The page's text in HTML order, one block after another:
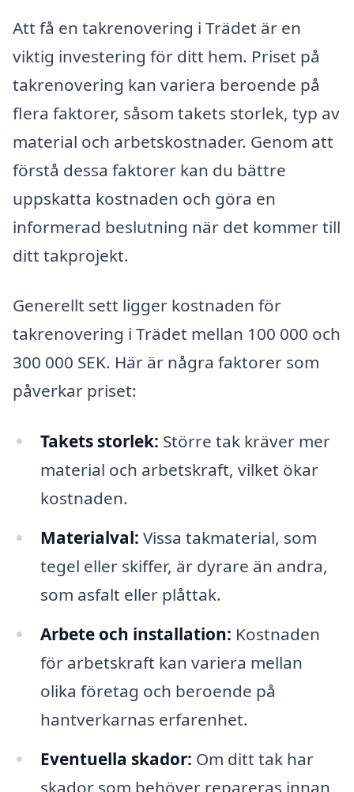
Att få en takrenovering i Trädet är en
viktig investering för ditt hem. Priset på
takrenovering kan variera beroende på
flera faktorer, såsom takets storlek, typ av
material och arbetskostnader. Genom att
förstå dessa faktorer kan du bättre
uppskatta kostnaden och göra en
informerad beslutning när det kommer till
ditt takprojekt.
Generellt sett ligger kostnaden för
takrenovering i Trädet mellan 100 000 och
300 000 SEK. Här är några faktorer som
påverkar priset:
Takets storlek: Större tak kräver mer
material och arbetskraft, vilket ökar
kostnaden.
Materialval: Vissa takmaterial, som
tegel eller skiffer, är dyrare än andra,
som asfalt eller plåttak.
Arbete och installation: Kostnaden
för arbetskraft kan variera mellan
olika företag och beroende på
hantverkarnas erfarenhet.
Eventuella skador: Om ditt tak har
skador som behöver repareras innan